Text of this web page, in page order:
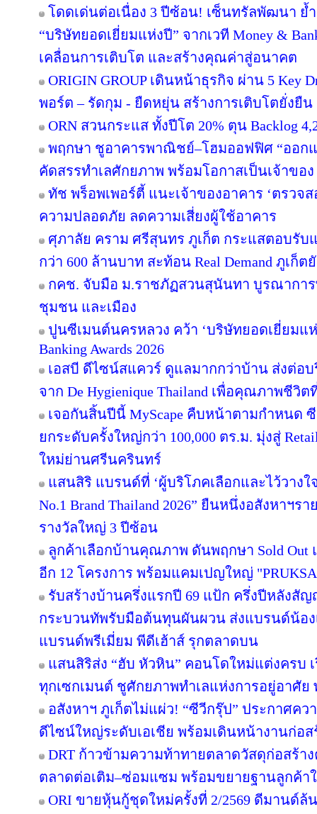
โดดเด่นต่อเนื่อง 3 ปีซ้อน! เซ็นทรัลพัฒนา ย้ำ
“บริษัทยอดเยี่ยมแห่งปี” จากเวที Money &
เคลื่อนการเติบโต และสร้างคุณค่าสู่อนาคต
ORIGIN GROUP เดินหน้าธุรกิจ ผ่าน 5 Key
พอร์ต – รัดกุม - ยืดหยุ่น สร้างการเติบโตยั่งยื
ORN สวนกระแส ทั้งปีโต 20% ตุน Backlog
พฤกษา ชูอาคารพาณิชย์–โฮมออฟฟิศ “ออก
คัดสรรทำเลศักยภาพ พร้อมโอกาสเป็นเจ้าของ
ทัช พร็อพเพอร์ตี้ แนะเจ้าของอาคาร ‘ตรวจ
ความปลอดภัย ลดความเสี่ยงผู้ใช้อาคาร
ศุภาลัย คราม ศรีสุนทร ภูเก็ต กระแสตอบรับ
กว่า 600 ล้านบาท สะท้อน Real Demand ภูเก็ต
กคช. จับมือ ม.ราชภัฏสวนสุนันทา บูรณากา
ชุมชน และเมือง
ปูนซีเมนต์นครหลวง คว้า ‘บริษัทยอดเยี่ยมแห่
Banking Awards 2026
เอสบี ดีไซน์สแควร์ ดูแลมากกว่าบ้าน ส่งต่อ
จาก De Hygienique Thailand เพื่อคุณภาพชี
เจอกันสิ้นปีนี้ MyScape คืบหน้าตามกำหนด
ยกระดับครั้งใหญ่กว่า 100,000 ตร.ม. มุ่งสู่
ใหม่ย่านศรีนครินทร์
แสนสิริ แบรนด์ที่ ‘ผู้บริโภคเลือกและไว้วางใ
No.1 Brand Thailand 2026” ยืนหนึ่งอสังหาฯร
รางวัลใหญ่ 3 ปีซ้อน
ลูกค้าเลือกบ้านคุณภาพ ดันพฤกษา Sold Out
อีก 12 โครงการ พร้อมแคมเปญใหญ่ "PRUKSA
รับสร้างบ้านครึ่งแรกปี 69 แป้ก ครึ่งปีหลัง
กระบวนทัพรับมือต้นทุนผันผวน ส่งแบรนด์น้อง
แบรนด์พรีเมี่ยม พีดีเฮ้าส์ รุกตลาดบน
แสนสิริส่ง “ฮับ หัวหิน” คอนโดใหม่แต่งครบ
ทุกเซกเมนต์ ชูศักยภาพทำเลแห่งการอยู่อาศั
อสังหาฯ ภูเก็ตไม่แผ่ว! “ซีวีกรุ๊ป” ประกาศคว
ดีไซน์ใหญ่ระดับเอเชีย พร้อมเดินหน้างานก่อส
DRT ก้าวข้ามความท้าทายตลาดวัสดุก่อสร้า
ตลาดต่อเติม–ซ่อมแซม พร้อมขยายฐานลูกค้
ORI ขายหุ้นกู้ชุดใหม่ครั้งที่ 2/2569 ดีมานด์ล้